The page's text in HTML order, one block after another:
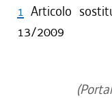
1 Articolo
13/2009